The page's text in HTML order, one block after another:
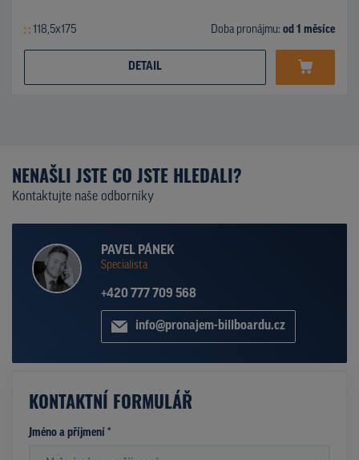
118,5x175 Doba pronájmu: od 1 měsíce
DETAIL
NENAŠLI JSTE CO JSTE HLEDALI?
Kontaktujte naše odborníky
PAVEL PÁNEK
Specialista
+420 777 709 568
info@pronajem-billboardu.cz
KONTAKTNÍ FORMULÁŘ
Jméno a příjmení *